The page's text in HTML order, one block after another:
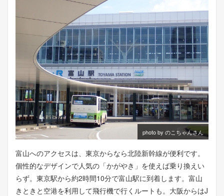
photo by のこちゃんさん
富山へのアクセスは、東京からなら北陸新幹線が便利です。
個性的なデザインで人気の「かがやき」を使えば乗り換えい
らず。東京駅から約2時間10分で富山駅に到着します。富山
きときと空港を利用して飛行機で行くルートも。大阪からはJ